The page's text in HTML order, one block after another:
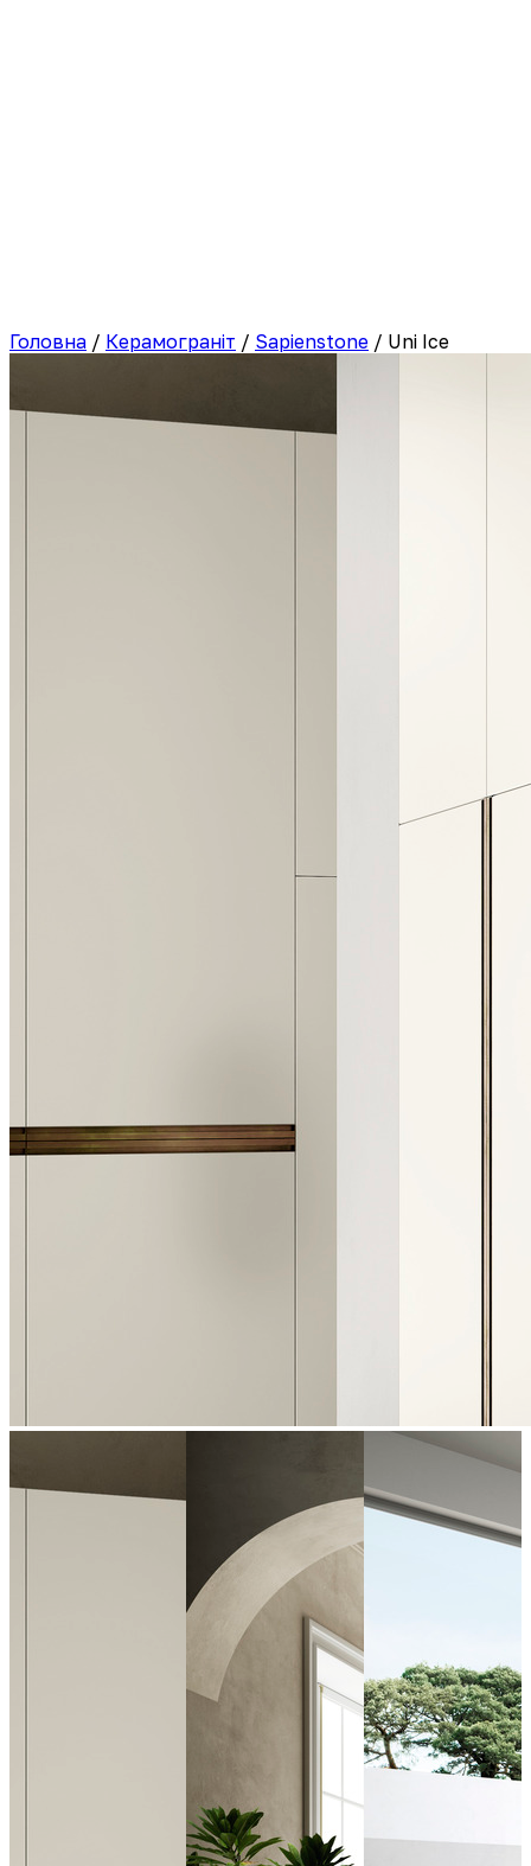
Головна / Керамограніт / Sapienstone / Uni Ice